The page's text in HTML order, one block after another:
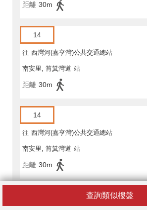
查詢類似樓盤
距離 30m
14
往 西灣河(嘉亨灣)公共交通總站
南安里, 筲箕灣道 站
距離 30m
14
往 西灣河(嘉亨灣)公共交通總站
南安里, 筲箕灣道 站
距離 30m